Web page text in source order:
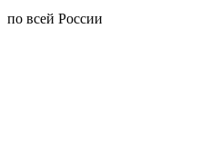
по всей России